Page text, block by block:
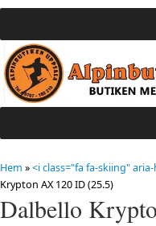
Hem »<i class="fa fa-skiing"
Krypton AX 120 ID (25.5)
Dalbello